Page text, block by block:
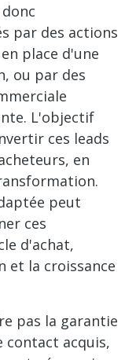
par des actions
place d'une
ou par des
L'objectif
ces leads
en
peut
ces
d'achat,
et la croissance
pas la garantie
contact acquis,